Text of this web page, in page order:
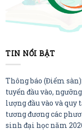
TIN NỔI BẬT
Thông báo (Điểm
tuyển đầu vào,
lượng đầu vào và quy
tương đương các
sinh đại học năm